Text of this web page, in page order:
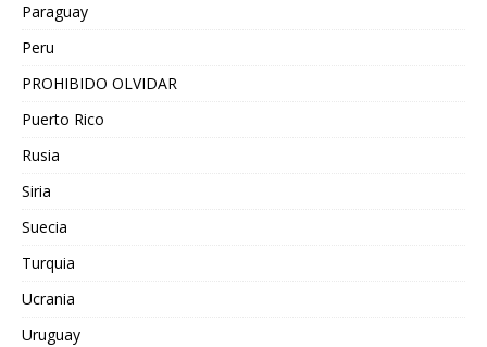
Paraguay
Peru
PROHIBIDO OLVIDAR
Puerto Rico
Rusia
Siria
Suecia
Turquia
Ucrania
Uruguay